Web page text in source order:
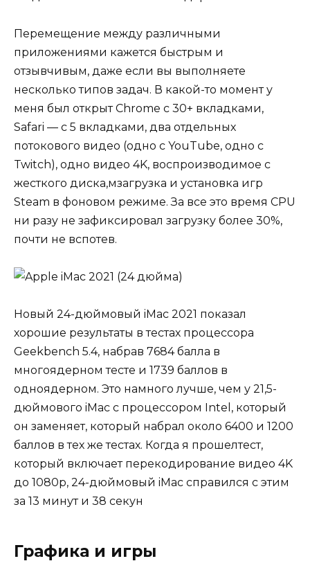
Перемещение между различными
приложениями кажется быстрым и
отзывчивым, даже если вы выполняете
несколько типов задач. В какой-то момент у
меня был открыт Chrome с 30+ вкладками,
Safari — с 5 вкладками, два отдельных
потокового видео (одно с YouTube, одно с
Twitch), одно видео 4K, воспроизводимое с
жесткого диска,мзагрузка и установка игр
Steam в фоновом режиме. За все это время CPU
ни разу не зафиксировал загрузку более 30%,
почти не вспотев.
Новый 24-дюймовый iMac 2021 показал
хорошие результаты в тестах процессора
Geekbench 5.4, набрав 7684 балла в
многоядерном тесте и 1739 баллов в
одноядерном. Это намного лучше, чем у 21,5-
дюймового iMac с процессором Intel, который
он заменяет, который набрал около 6400 и 1200
баллов в тех же тестах. Когда я прошелтест,
который включает перекодирование видео 4K
до 1080p, 24-дюймовый iMac справился с этим
за 13 минут и 38 секун
Графика и игры